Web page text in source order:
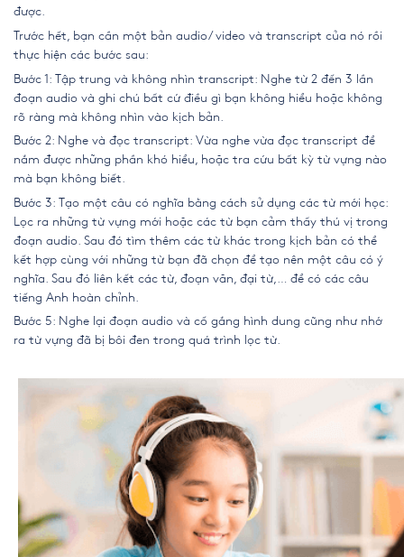
được.
Trước hết, bạn cần một bản audio/ video và transcript của nó rồi
thực hiện các bước sau:
Bước 1: Tập trung và không nhìn transcript: Nghe từ 2 đến 3 lần
đoạn audio và ghi chú bất cứ điều gì bạn không hiểu hoặc không
rõ ràng mà không nhìn vào kịch bản.
Bước 2: Nghe và đọc transcript: Vừa nghe vừa đọc transcript để
nắm được những phần khó hiểu, hoặc tra cứu bất kỳ từ vựng nào
mà bạn không biết.
Bước 3: Tạo một câu có nghĩa bằng cách sử dụng các từ mới học:
Lọc ra những từ vựng mới hoặc các từ bạn cảm thấy thú vị trong
đoạn audio. Sau đó tìm thêm các từ khác trong kịch bản có thể
kết hợp cùng với những từ bạn đã chọn để tạo nên một câu có ý
nghĩa. Sau đó liên kết các từ, đoạn văn, đại từ,… để có các câu
tiếng Anh hoàn chỉnh.
Bước 5: Nghe lại đoạn audio và cố gắng hình dung cũng như nhớ
ra từ vựng đã bị bôi đen trong quá trình lọc từ.